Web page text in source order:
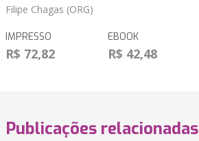
Filipe Chagas (ORG)
IMPRESSO
R$ 72,82
EBOOK
R$ 42,48
Publicações relacionadas